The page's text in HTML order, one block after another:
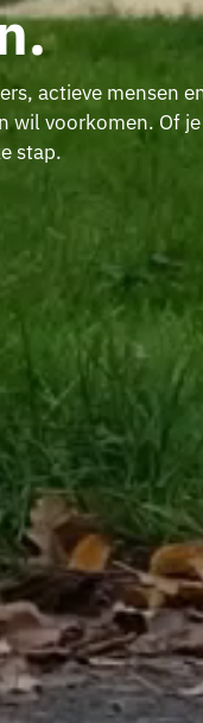
actieve mensen
wil voorkomen. Of
stap.